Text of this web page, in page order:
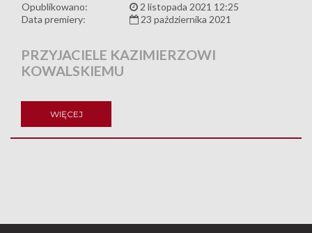
Opublikowano:
2 listopada 2021 12:25
Data premiery:
23 października 2021
PRZYJACIELE KAZIMIERZOWI
KOWALSKIEMU
WIĘCEJ